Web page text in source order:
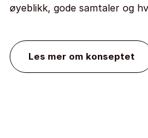
øyeblikk, gode samtaler og
Les mer om konseptet